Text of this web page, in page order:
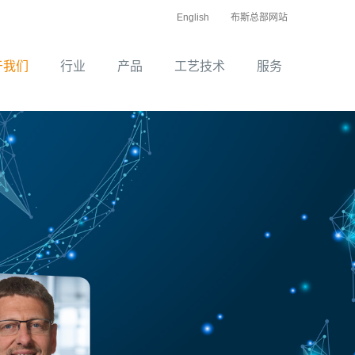
English 布斯总部网站
们 行业 产品 工艺技术 服务